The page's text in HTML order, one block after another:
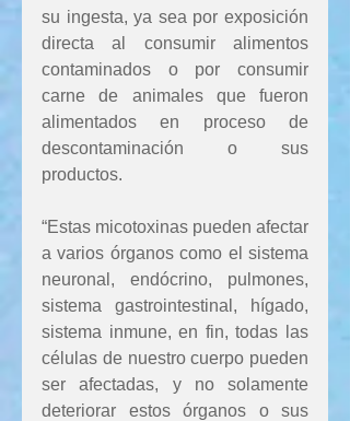
su ingesta, ya sea por exposición
directa al consumir alimentos
contaminados o por consumir
carne de animales que fueron
alimentados en proceso de
descontaminación o sus
productos.
“Estas micotoxinas pueden afectar
a varios órganos como el sistema
neuronal, endócrino, pulmones,
sistema gastrointestinal, hígado,
sistema inmune, en fin, todas las
células de nuestro cuerpo pueden
ser afectadas, y no solamente
deteriorar estos órganos o sus